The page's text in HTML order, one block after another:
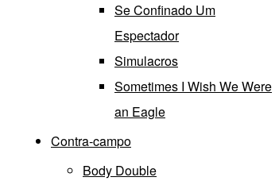
Se Confinado Um
Espectador
Simulacros
Sometimes I Wish We Were
an Eagle
Contra-campo
Body Double